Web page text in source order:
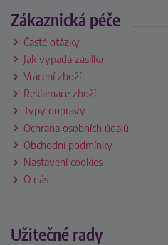
Zákaznická péče
Časté otázky
Jak vypadá zásilka
Vrácení zboží
Reklamace zboží
Typy dopravy
Ochrana osobních údajů
Obchodní podmínky
Nastavení cookies
O nás
Užitečné rady